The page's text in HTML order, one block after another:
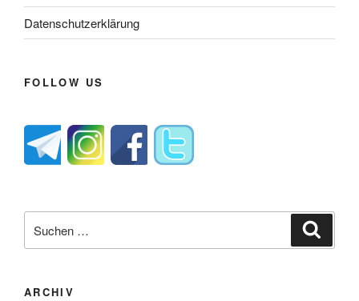
Datenschutzerklärung
FOLLOW US
nach:
ARCHIV